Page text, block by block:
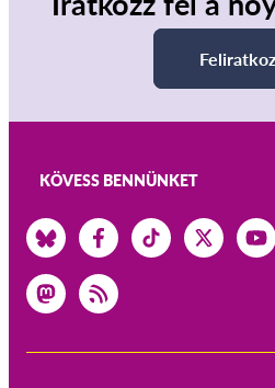
KÖVESS BENNÜNKET